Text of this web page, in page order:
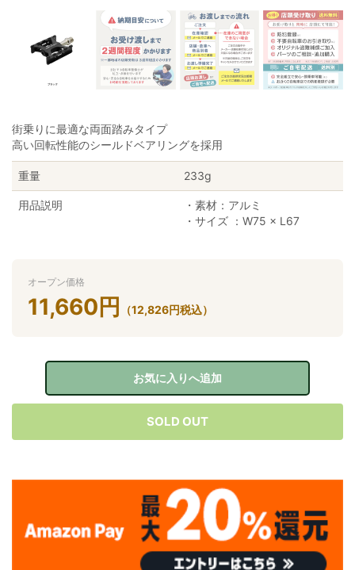
街乗りに最適な両面踏みタイプ
高い回転性能のシールドベアリングを採用
重量 233g
用品説明
・素材：アルミ
・サイズ ：W75 × L67
オープン価格
11,660 円 （12,826円税込）
お気に入りへ追加
SOLD OUT